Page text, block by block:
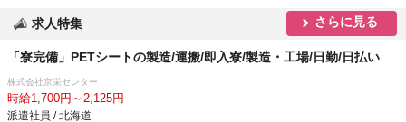
求人特集 さらに見る
「寮完備」PETシートの製造/運搬/即入寮/製造・工場/日勤/日払い
株式会社京栄センター
時給1,700円～2,125円
派遣社員 / 北海道